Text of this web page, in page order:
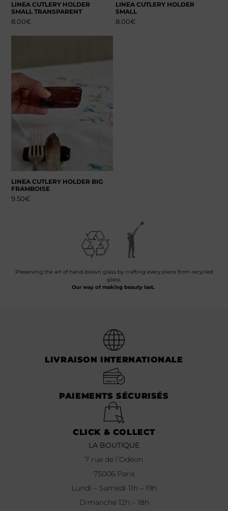
LINEA CUTLERY HOLDER
SMALL TRANSPARENT
8.00€
LINEA CUTLERY HOLDER
SMALL
8.00€
LINEA CUTLERY HOLDER BIG
FRAMBOISE
9.50€
Preserving the art of hand-blown glass by crafting every piece from recycled
glass.
Our way of making beauty last.
LIVRAISON INTERNATIONALE
PAIEMENTS SÉCURISÉS
CLICK & COLLECT
LA BOUTIQUE
7 rue de l’Odéon
75006 Paris
Lundi – Samedi 11h – 19h
Dimanche 12h – 18h